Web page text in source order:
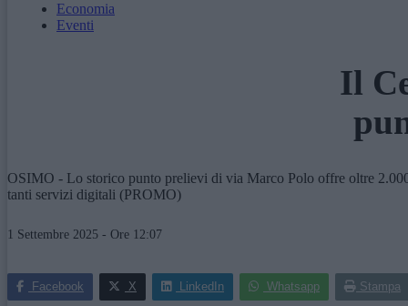
Economia
Eventi
Il
OSIMO - Lo storico punto prelievi di via Marco Polo offre oltre
tanti servizi digitali (PROMO)
1 Settembre 2025 - Ore 12:07
Facebook X LinkedIn Whatsapp Stampa